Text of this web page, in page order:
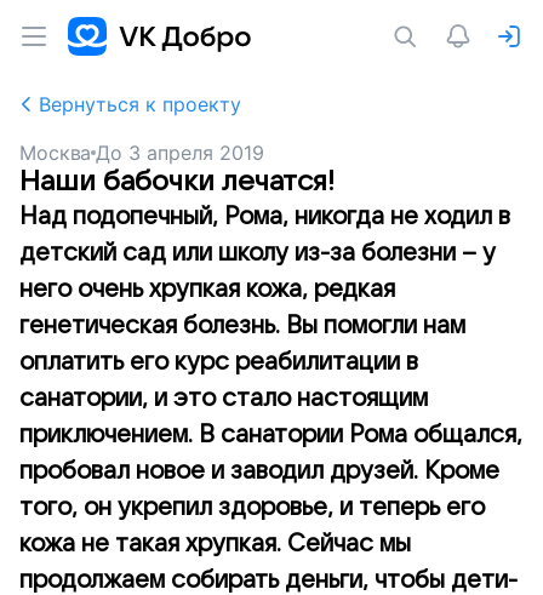
Вернуться к проекту
Москва До 3 апреля 2019
Наши бабочки лечатся!
Над подопечный, Рома, никогда не ходил в
детский сад или школу из-за болезни – у
него очень хрупкая кожа, редкая
генетическая болезнь. Вы помогли нам
оплатить его курс реабилитации в
санатории, и это стало настоящим
приключением. В санатории Рома общался,
пробовал новое и заводил друзей. Кроме
того, он укрепил здоровье, и теперь его
кожа не такая хрупкая. Сейчас мы
продолжаем собирать деньги, чтобы дети-